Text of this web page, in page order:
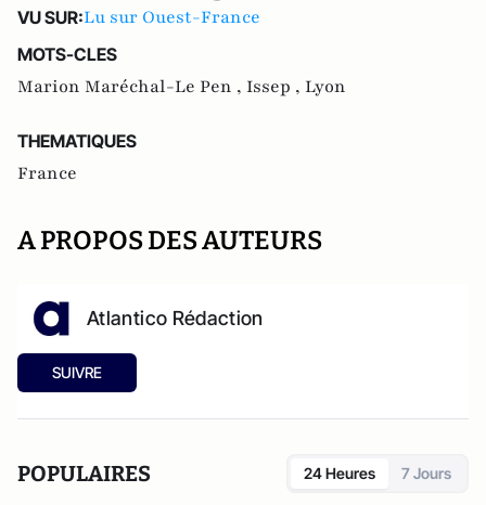
VU SUR:Lu sur Ouest-France
MOTS-CLES
Marion Maréchal-Le Pen , Issep , Lyon
THEMATIQUES
France
A PROPOS DES AUTEURS
Atlantico Rédaction
SUIVRE
POPULAIRES 24 Heures 7 Jours